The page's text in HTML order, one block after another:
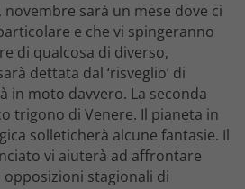
, novembre sarà un mese dove ci
e che vi spingeranno
di qualcosa di diverso,
dettata dal ‘risveglio’ di
in moto davvero. La seconda
trigono di Venere. Il pianeta in
solleticherà alcune fantasie. Il
vi aiuterà ad affrontare
stagionali di